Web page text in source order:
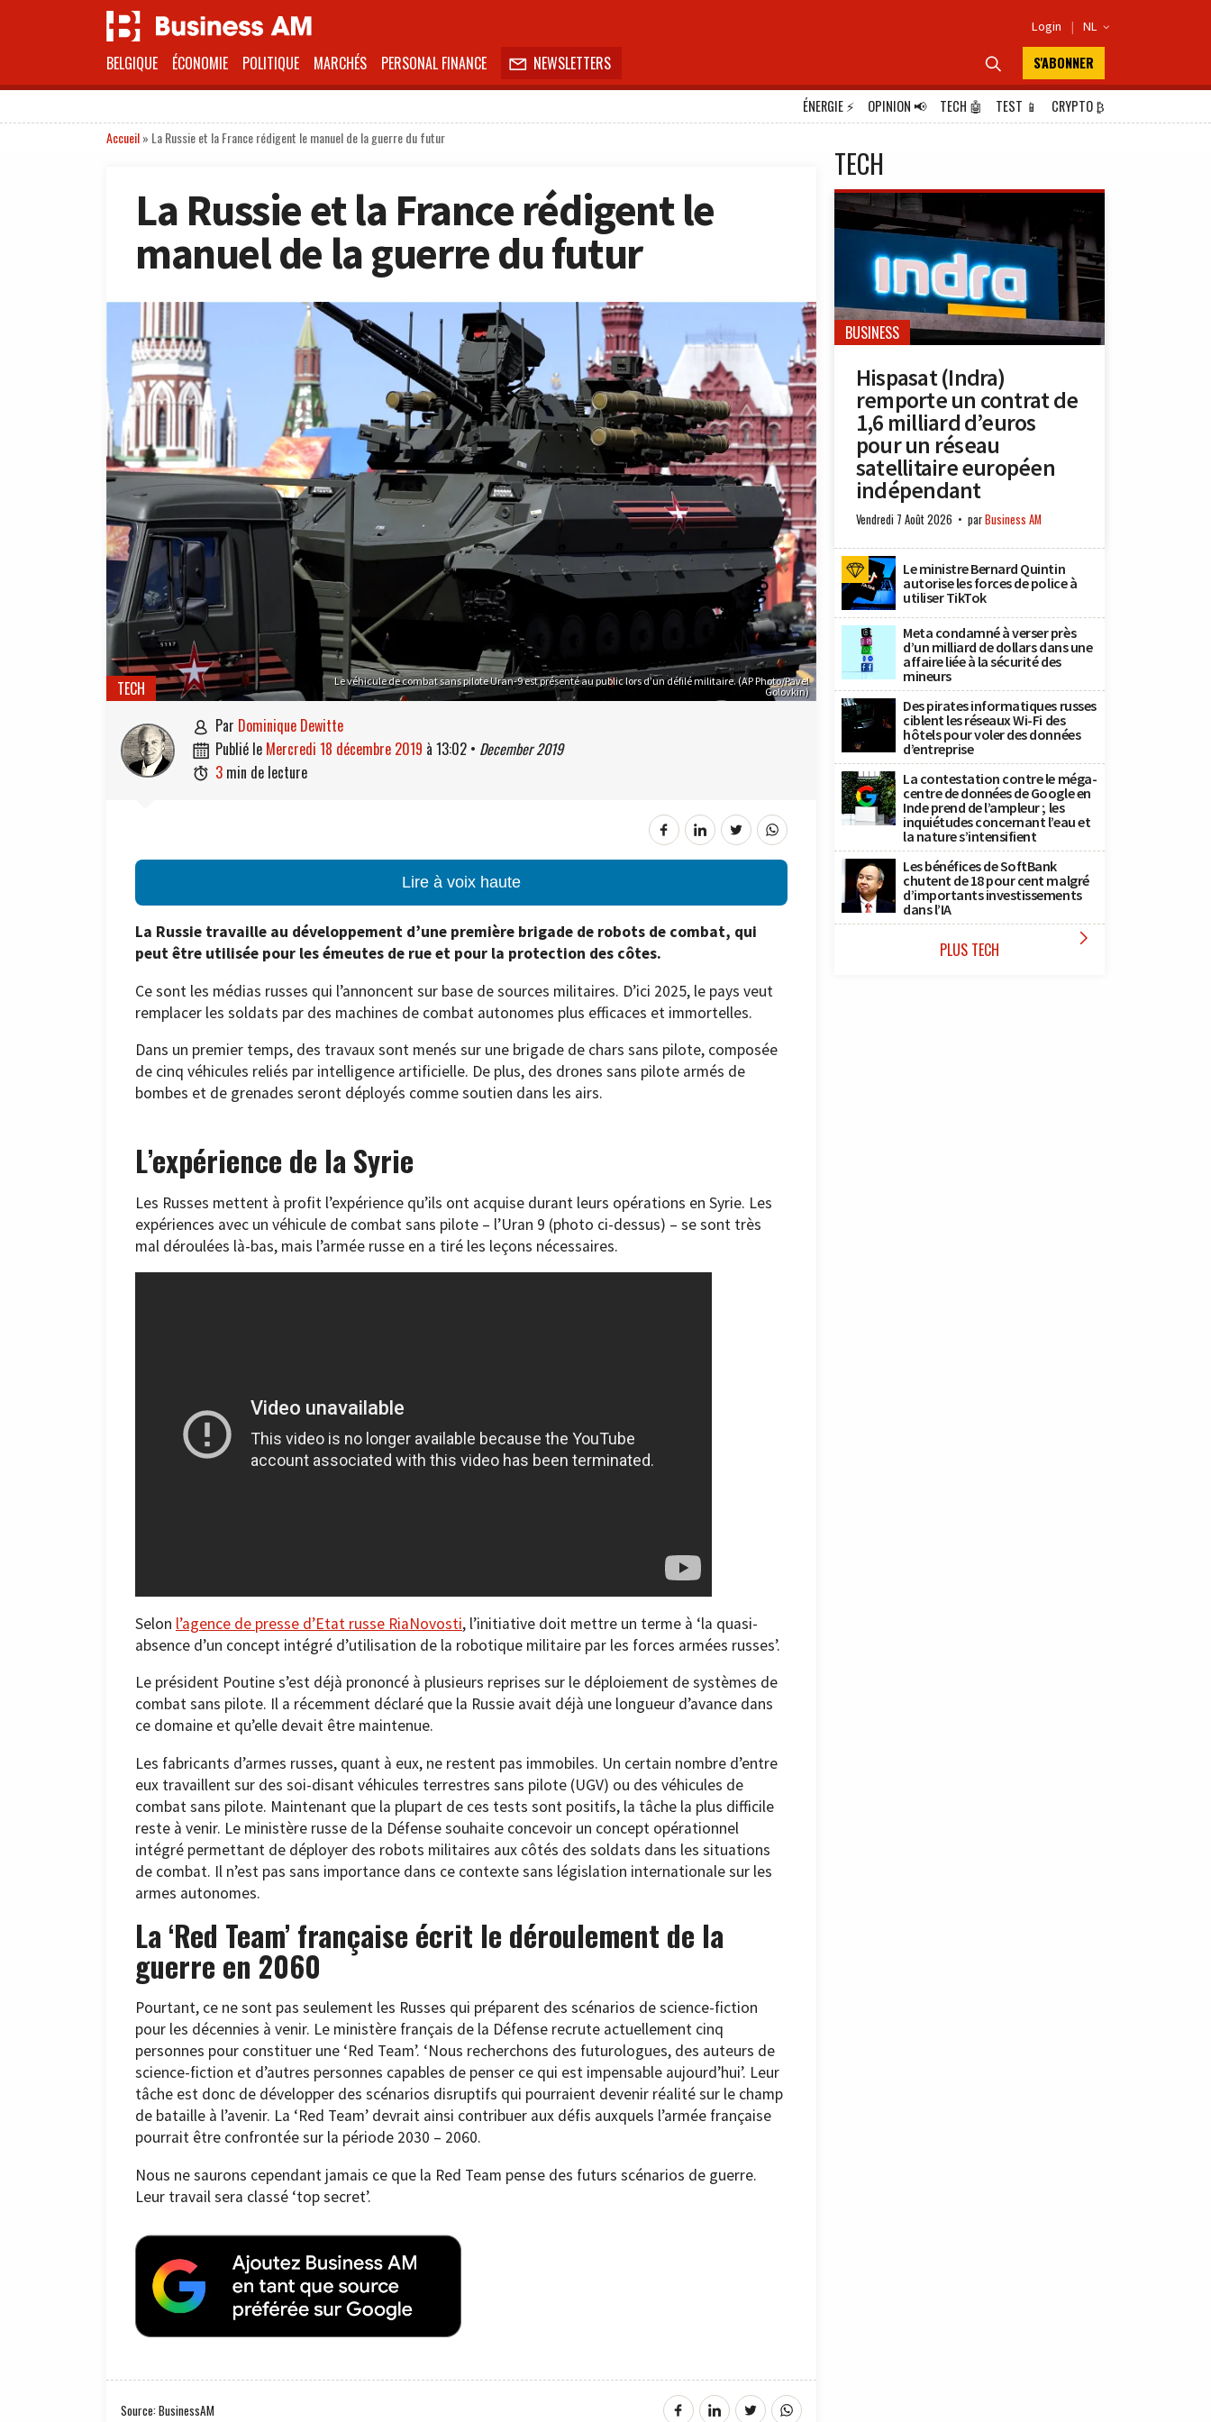
Login | NL 
BELGIQUE ÉCONOMIE POLITIQUE MARCHÉS PERSONAL FINANCE  NEWSLETTERS  S'ABONNER
ÉNERGIE⚡ OPINION📢 TECH 🤖 TEST 📱 CRYPTO₿
Accueil» La Russie et la France rédigent le manuel de la guerre du futur
La Russie et la France rédigent le
manuel de la guerre du futur
Le véhicule de combat sans pilote Uran-9 est présenté au public lors d’un défilé militaire. (AP Photo/Pavel
Golovkin)
TECH
 par Dominique Dewitte
 publié le mercredi 18 décembre 2019 à 13:02 • December 2019
 3 min de lecture
Lire à voix haute
La Russie travaille au développement d’une première brigade de robots de combat, qui
peut être utilisée pour les émeutes de rue et pour la protection des côtes.
Ce sont les médias russes qui l’annoncent sur base de sources militaires. D’ici 2025, le pays veut
remplacer les soldats par des machines de combat autonomes plus efficaces et immortelles.
Dans un premier temps, des travaux sont menés sur une brigade de chars sans pilote, composée
de cinq véhicules reliés par intelligence artificielle. De plus, des drones sans pilote armés de
bombes et de grenades seront déployés comme soutien dans les airs.
L’expérience de la Syrie
Les Russes mettent à profit l’expérience qu’ils ont acquise durant leurs opérations en Syrie. Les
expériences avec un véhicule de combat sans pilote – l’Uran 9 (photo ci-dessus) – se sont très
mal déroulées là-bas, mais l’armée russe en a tiré les leçons nécessaires.
Selon l’agence de presse d’Etat russe RiaNovosti, l’initiative doit mettre un terme à ‘la quasi-
absence d’un concept intégré d’utilisation de la robotique militaire par les forces armées russes’.
Le président Poutine s’est déjà prononcé à plusieurs reprises sur le déploiement de systèmes de
combat sans pilote. Il a récemment déclaré que la Russie avait déjà une longueur d’avance dans
ce domaine et qu’elle devait être maintenue.
Les fabricants d’armes russes, quant à eux, ne restent pas immobiles. Un certain nombre d’entre
eux travaillent sur des soi-disant véhicules terrestres sans pilote (UGV) ou des véhicules de
combat sans pilote. Maintenant que la plupart de ces tests sont positifs, la tâche la plus difficile
reste à venir. Le ministère russe de la Défense souhaite concevoir un concept opérationnel
intégré permettant de déployer des robots militaires aux côtés des soldats dans les situations
de combat. Il n’est pas sans importance dans ce contexte sans législation internationale sur les
armes autonomes.
La ‘Red Team’ française écrit le déroulement de la
guerre en 2060
Pourtant, ce ne sont pas seulement les Russes qui préparent des scénarios de science-fiction
pour les décennies à venir. Le ministère français de la Défense recrute actuellement cinq
personnes pour constituer une ‘Red Team’. ‘Nous recherchons des futurologues, des auteurs de
science-fiction et d’autres personnes capables de penser ce qui est impensable aujourd’hui’. Leur
tâche est donc de développer des scénarios disruptifs qui pourraient devenir réalité sur le champ
de bataille à l’avenir. La ‘Red Team’ devrait ainsi contribuer aux défis auxquels l’armée française
pourrait être confrontée sur la période 2030 – 2060.
Nous ne saurons cependant jamais ce que la Red Team pense des futurs scénarios de guerre.
Leur travail sera classé ‘top secret’.
Source: BusinessAM
TECH
BUSINESS
Hispasat (Indra)
remporte un contrat de
1,6 milliard d’euros
pour un réseau
satellitaire européen
indépendant
Vendredi 7 Août 2026 parBusiness AM
Le ministre Bernard Quintin
autorise les forces de police à
utiliser TikTok
Meta condamné à verser près
d’un milliard de dollars dans une
affaire liée à la sécurité des
mineurs
Des pirates informatiques russes
ciblent les réseaux Wi-Fi des
hôtels pour voler des données
d’entreprise
La contestation contre le méga-
centre de données de Google en
Inde prend de l’ampleur ; les
inquiétudes concernant l’eau et
la nature s’intensifient
Les bénéfices de SoftBank
chutent de 18 pour cent malgré
d’importants investissements
dans l’IA
PLUS TECH 